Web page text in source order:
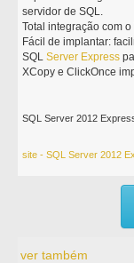
servidor de SQL.
Total integração com
Fácil de implantar:
SQLServer Express
XCopy e ClickOnce
SQL Server 2012
site - SQL Server 2012
ver também